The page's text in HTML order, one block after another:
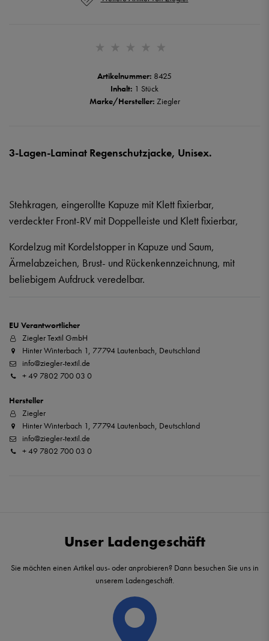
Artikelnummer: 8425
Inhalt: 1 Stück
Marke/Hersteller: Ziegler
3-Lagen-Laminat Regenschutzjacke, Unisex.
Stehkragen, eingerollte Kapuze mit Klett fixierbar,
verdeckter Front-RV mit Doppelleiste und Klett fixierbar,
Kordelzug mit Kordelstopper in Kapuze und Saum,
Ärmelabzeichen, Brust- und Rückenkennzeichnung, mit
beliebigem Aufdruck veredelbar.
EU Verantwortlicher
Ziegler Textil GmbH
Hinter Winterbach 1, 77794 Lautenbach, Deutschland
info@ziegler-textil.de
+ 49 7802 700 03 0
Hersteller
Ziegler
Hinter Winterbach 1, 77794 Lautenbach, Deutschland
info@ziegler-textil.de
+ 49 7802 700 03 0
Unser Ladengeschäft
Sie möchten einen Artikel aus- oder anprobieren? Dann besuchen Sie uns in
unserem Ladengeschäft.